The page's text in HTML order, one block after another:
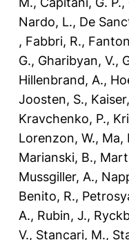
Nardo, L., De
, Fabbri, R.,
G., Gharibyan, V.,
Hillenbrand, A.,
Joosten, S.,
Kravchenko, P.,
Lorenzon, W., Ma,
Marianski, B.,
Mussgiller, A.,
Benito, R.,
A., Rubin, J.,
V., Stancari, M.,